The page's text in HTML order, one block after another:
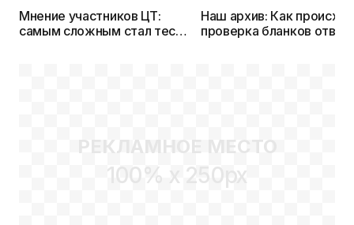
Мнение участников ЦТ:
самым сложным стал тест
Наш архив: Как
проверка бланков
РЕКЛАМНОЕ МЕСТО
100% x 250px